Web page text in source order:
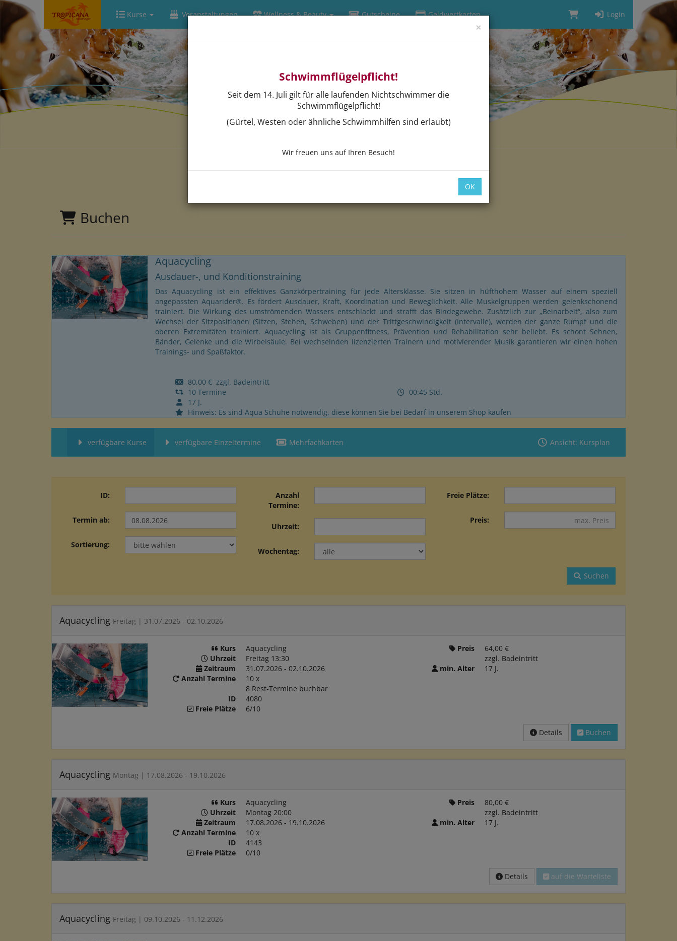
Kurse Veranstaltungen Wellness & Beauty Gutscheine Geldwertkarten Login
Buchen
Aquacycling
Ausdauer-, und Konditionstraining
Das Aquacycling ist ein effektives Ganzkörpertraining für jede Altersklasse. Sie sitzen in hüfthohem Wasser auf einem speziell
angepassten Aquarider®. Es fördert Ausdauer, Kraft, Koordination und Beweglichkeit. Alle Muskelgruppen werden gelenkschonend
trainiert. Die Wirkung des umströmenden Wassers entschlackt und strafft das Bindegewebe. Zusätzlich zur „Beinarbeit“, also zum
Wechsel der Sitzpositionen (Sitzen, Stehen, Schweben) und der Trittgeschwindigkeit (Intervalle), werden der ganze Rumpf und die
oberen Extremitäten trainiert. Aquacycling ist als Gruppenfitness, Prävention und Rehabilitation sehr beliebt. Es schont Sehnen,
Bänder, Gelenke und die Wirbelsäule. Bei wechselnden lizenzierten Trainern und motivierender Musik garantieren wir einen hohen
Trainings- und Spaßfaktor.
80,00 € zzgl. Badeintritt
10 Termine
00:45 Std.
17 J.
Hinweis: Es sind Aqua Schuhe notwendig, diese können Sie bei Bedarf in unserem Shop kaufen
verfügbare Kurse verfügbare Einzeltermine Mehrfachkarten Ansicht: Kursplan
ID:
Termin ab:
Sortierung:
Anzahl
Termine:
Uhrzeit:
Wochentag:
Freie Plätze:
Preis:
Suchen
Aquacycling Freitag | 31.07.2026 - 02.10.2026
Kurs
Aquacycling
Uhrzeit
Freitag 13:30
Zeitraum
31.07.2026 - 02.10.2026
Anzahl Termine
10 x
8 Rest-Termine buchbar
ID
4080
Freie Plätze
6/10
Preis
64,00 €
zzgl. Badeintritt
min. Alter
17 J.
Details Buchen
Aquacycling Montag | 17.08.2026 - 19.10.2026
Kurs
Aquacycling
Uhrzeit
Montag 20:00
Zeitraum
17.08.2026 - 19.10.2026
Anzahl Termine
10 x
ID
4143
Freie Plätze
0/10
Preis
80,00 €
zzgl. Badeintritt
min. Alter
17 J.
Details auf die Warteliste
Aquacycling Freitag | 09.10.2026 - 11.12.2026
×
Schwimmflügelpflicht!
Seit dem 14. Juli gilt für alle laufenden Nichtschwimmer die
Schwimmflügelpflicht!
(Gürtel, Westen oder ähnliche Schwimmhilfen sind erlaubt)
Wir freuen uns auf Ihren Besuch!
OK